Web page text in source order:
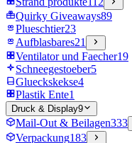
Quirky Giveaways89
Plueschtier23
Aufblasbares21
Ventilator und Faecher19
Schneegestoeber5
Glueckskekse4
Plastik Ente1
Druck & Display9
Mail-Out & Beilagen333
Verpackung183